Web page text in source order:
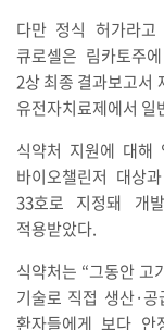
다만 정식 허가라
큐로셀은 림카토주
2상 최종 결과보고서
유전자치료제에서 일
식약처 지원에 대해
바이오챌린저 대상
33호로 지정돼 개
적용받았다.
식약처는 “그동안 고
기술로 직접 생산·
환자들에게 보다